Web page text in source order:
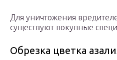
Для уничтожения
существуют покупные
Обрезка цветка